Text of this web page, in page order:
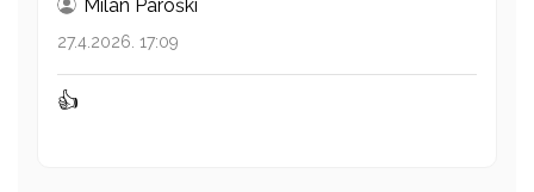
Milan Paroški
27.4.2026. 17:09
👍